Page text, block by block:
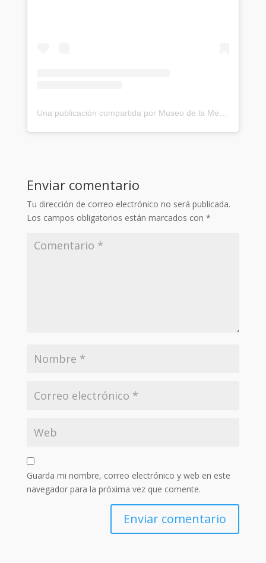
Enviar comentario
Tu dirección de correo electrónico no será publicada.
Los campos obligatorios están marcados con *
Guarda mi nombre, correo electrónico y web en este
navegador para la próxima vez que comente.
Enviar comentario